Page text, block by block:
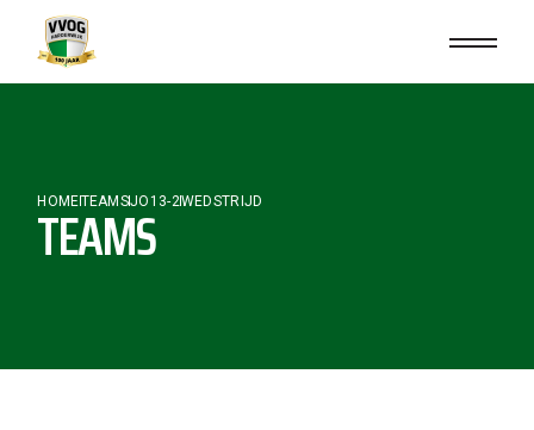
HOMETEAMSJO13-2WEDSTRIJD
TEAMS